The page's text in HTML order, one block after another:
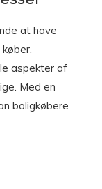
at have
aspekter af
Med en
boligkøbere